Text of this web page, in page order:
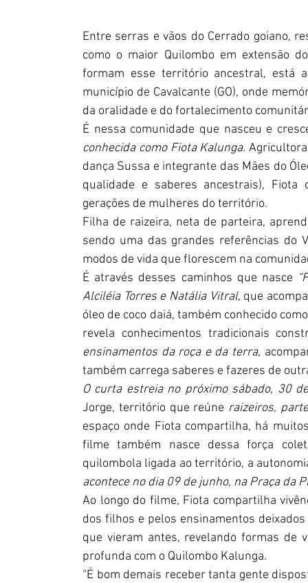
Entre serras e vãos do Cerrado goiano,
como o maior Quilombo em extensão
formam esse território ancestral, está
município de Cavalcante (GO), onde
da oralidade e do fortalecimento
É nessa comunidade que nasceu e
conhecida como Fiota Kalunga.
dança Sussa e integrante das Mães do
qualidade e saberes ancestrais), Fiota
gerações de mulheres do território.
Filha de raizeira, neta de parteira,
sendo uma das grandes referências do
modos de vida que florescem na
É através desses caminhos que nasce
Alciléia Torres e Natália Vitral, que
óleo de coco daiá, também conhecido
ensinamentos da roça e da terra,
também carrega saberes e fazeres de
O curta estreia no próximo sábado, 30
Jorge, território que reúne raizeiros,
espaço onde Fiota compartilha, há
filme também nasce dessa força
quilombola ligada ao território, a
acontece no dia 09 de junho, na Praça da
Ao longo do filme, Fiota compartilha
dos filhos e pelos ensinamentos
que vieram antes, revelando formas de
profunda com o Quilombo Kalunga.
“É bom demais receber tanta gente